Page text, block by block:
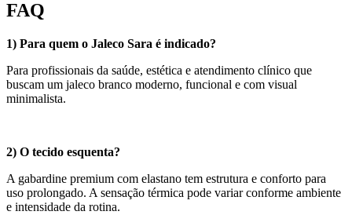
FAQ
1) Para quem o Jaleco Sara é indicado?
Para profissionais da saúde, estética e atendimento clínico que
buscam um jaleco branco moderno, funcional e com visual
minimalista.
2) O tecido esquenta?
A gabardine premium com elastano tem estrutura e conforto para
uso prolongado. A sensação térmica pode variar conforme ambiente
e intensidade da rotina.